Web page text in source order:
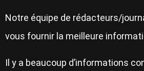
Notre équipe de rédacteurs/
vous fournir la meilleure
Il y a beaucoup d’informations